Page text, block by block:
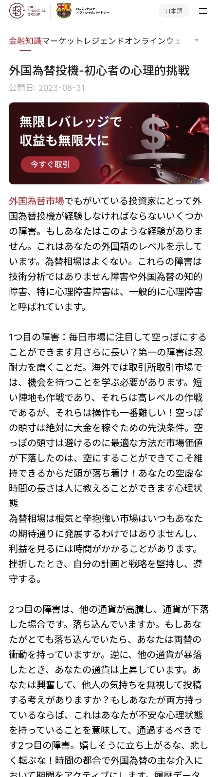
日本語
金融知識マーケットレジェンドオンラインウェビナー
外国為替投機-初心者の心理的挑戦
公開日: 2023-08-31
外国為替市場でもがいている投資家にとって外
国為替投機が経験しなければならないいくつか
の障害。もしあなたはこのような経験がありま
せん。これはあなたの外国語のレベルを示して
います。為替相場はよくない。これらの障害は
技術分析ではありません障害や外国為替の知的
障害、特に心理障害障害は、一般的に心理障害
と呼ばれています。
1つ目の障害：毎日市場に注目して空っぽにする
ことができます月さらに長い？第一の障害は忍
耐力を磨くことだ。海外では取引所取引市場で
は、機会を待つことを学ぶ必要があります。短
い陣地も作戦であり、それらは高レベルの作戦
であるが、それらは操作も一番難しい！空っぽ
の頭寸は絶対に大金を稼ぐための先決条件。空
っぽの頭寸は避けるのに最適な方法だ市場価値
が下落したのは、空にすることができてこそ維
持できるからだ頭が落ち着け！あなたの空虚な
時間の長さは人に教えることができます心理状
態
為替相場は根気と辛抱強い市場はいつもあなた
の期待通りに発展するわけではありませんし、
利益を見るには時間がかかることがあります。
挫折したとき、自分の計画と戦略を堅持し、遵
守する。
2つ目の障害は、他の通貨が高騰し、通貨が下落
した場合です。落ち込んでいますか。もしあな
たがとても落ち込んでいたら、あなたは両替の
衝動を持っていますか。逆に、他の通貨が暴落
したとき、あなたの通貨は上昇しています。あ
なたは興奮して、他人の気持ちを無視して投稿
する考えがありますか？もしあなたが両方持っ
ているならば、これはあなたが不安な心理状態
を持っていることを意味して、通過するべきで
す2つ目の障害。嬉しそうに立ち上がるな、悲し
く転ぶな！時間の都合で外国為替の主な介入に